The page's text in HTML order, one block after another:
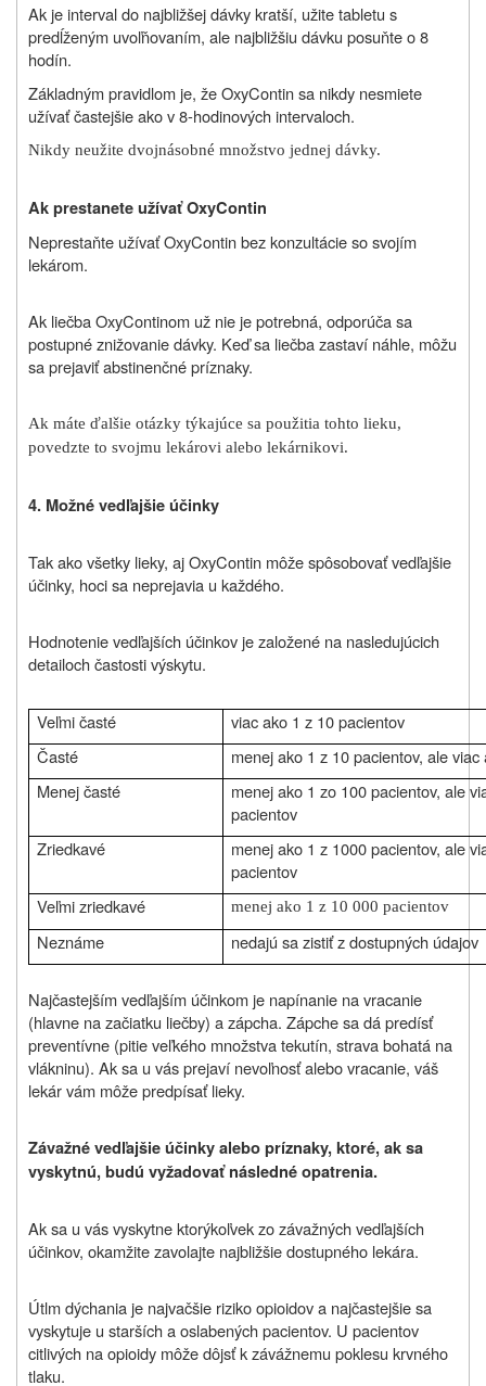
Ak je interval do najbližšej dávky kratší, užite tabletu s
predĺženým uvoľňovaním, ale najbližšiu dávku posuňte o 8
hodín.
Základným pravidlom je, že OxyContin sa nikdy nesmiete
užívať častejšie ako v 8-hodinových intervaloch.
Nikdy neužite dvojnásobné množstvo jednej dávky.
Ak prestanete užívať OxyContin
Neprestaňte užívať OxyContin bez konzultácie so svojím
lekárom.
Ak liečba OxyContinom už nie je potrebná, odporúča sa
postupné znižovanie dávky. Keď sa liečba zastaví náhle, môžu
sa prejaviť abstinenčné príznaky.
Ak máte ďalšie otázky týkajúce sa použitia tohto lieku,
povedzte to svojmu lekárovi alebo lekárnikovi.
4. Možné vedľajšie účinky
Tak ako všetky lieky, aj OxyContin môže spôsobovať vedľajšie
účinky, hoci sa neprejavia u každého.
Hodnotenie vedľajších účinkov je založené na nasledujúcich
detailoch častosti výskytu.
Veľmi časté
viac ako 1 z 10 pacientov
Časté
menej ako 1 z 10 pacientov, ale
Menej časté
menej ako 1 zo 100 pacientov, ale
pacientov
Zriedkavé
menej ako 1 z 1000 pacientov, ale
pacientov
Veľmi zriedkavé
menej ako 1 z 10 000 pacientov
Neznáme nedajú sa zistiť z dostupných údajov
Najčastejším vedľajším účinkom je napínanie na vracanie
(hlavne na začiatku liečby) a zápcha. Zápche sa dá predísť
preventívne (pitie veľkého množstva tekutín, strava bohatá na
vlákninu). Ak sa u vás prejaví nevoľnosť alebo vracanie, váš
lekár vám môže predpísať lieky.
Závažné vedľajšie účinky alebo príznaky, ktoré, ak sa
vyskytnú, budú vyžadovať následné opatrenia.
Ak sa u vás vyskytne ktorýkoľvek zo závažných vedľajších
účinkov, okamžite zavolajte najbližšie dostupného lekára.
Útlm dýchania je najvačšie riziko opioidov a najčastejšie sa
vyskytuje u starších a oslabených pacientov. U pacientov
citlivých na opioidy môže dôjsť k závážnemu poklesu krvného
tlaku.